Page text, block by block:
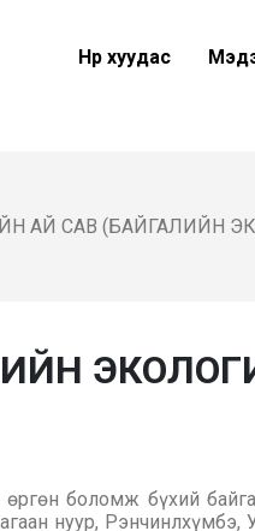
Нүүр хуудас
АЙ САВ (БАЙГАЛИЙН
боломж бүхий
нуур, Рэнчинлхүмбэ,